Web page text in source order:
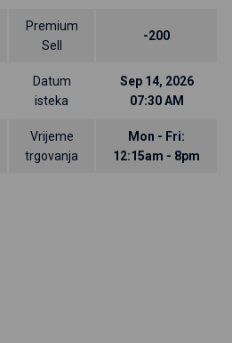
Premium
Sell
-200
Datum
isteka
Sep 14, 2026
07:30 AM
Vrijeme
trgovanja
Mon - Fri:
12:15am - 8pm